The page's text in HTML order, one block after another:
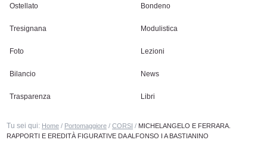
Ostellato Bondeno
Tresignana Modulistica
Foto Lezioni
Bilancio News
Trasparenza Libri
Tu sei qui: Home / Portomaggiore /CORSI / MICHELANGELO E FERRARA.
RAPPORTI E EREDITÀ FIGURATIVE DA ALFONSO I A BASTIANINO